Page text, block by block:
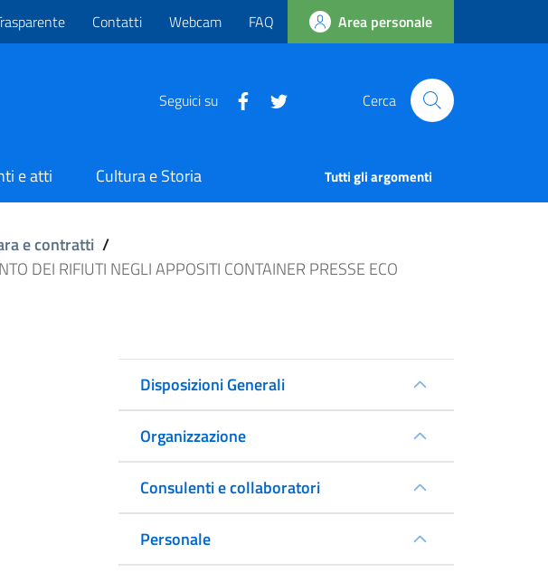
Contatti Webcam FAQ Area personale
Seguici su Cerca
e atti Cultura e Storia Tutti gli argomenti
e contratti /
DEI RIFIUTI NEGLI APPOSITI CONTAINER PRESSE ECO
Disposizioni Generali
Organizzazione
Consulenti e collaboratori
Personale